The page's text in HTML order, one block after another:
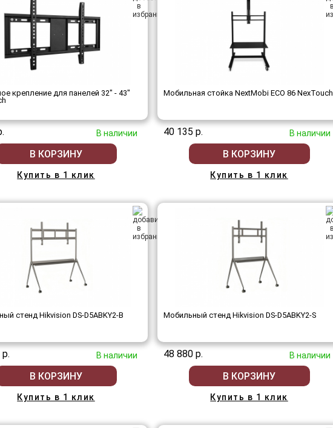
крепление для панелей 32" - 43"
В наличии
В КОРЗИНУ
Купить в 1 клик
Мобильная стойка NextMobi ECO 86 NexTouch
40 135 р. В наличии
В КОРЗИНУ
Купить в 1 клик
стенд Hikvision DS-D5ABKY2-B
В наличии
В КОРЗИНУ
Купить в 1 клик
Мобильный стенд Hikvision DS-D5ABKY2-S
48 880 р. В наличии
В КОРЗИНУ
Купить в 1 клик